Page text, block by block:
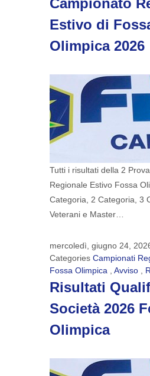
Campionato
Estivo di
Olimpica 2026
Tutti i risultati della 2
Regionale Estivo Fossa
Categoria, 2 Categoria, 3
Veterani e Master…
mercoledì, giugno 24,
Categories Campionati
Fossa Olimpica
Avviso
Risultati
Società 2026
Olimpica